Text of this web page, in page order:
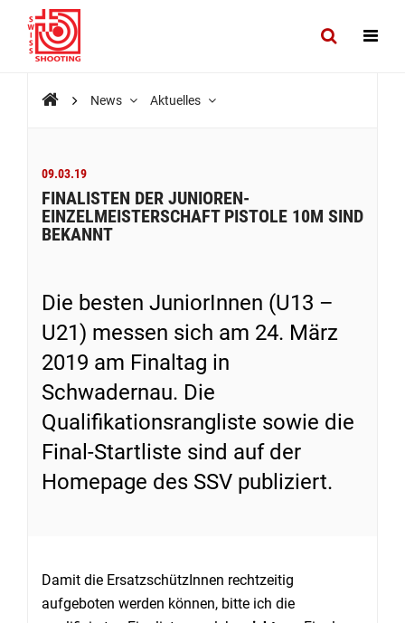
News Aktuelles
09.03.19
FINALISTEN DER JUNIOREN-
EINZELMEISTERSCHAFT PISTOLE 10M SIND
BEKANNT
Die besten JuniorInnen (U13 –
U21) messen sich am 24. März
2019 am Finaltag in
Schwadernau. Die
Qualifikationsrangliste sowie die
Final-Startliste sind auf der
Homepage des SSV publiziert.
Damit die ErsatzschützInnen rechtzeitig
aufgeboten werden können, bitte ich die